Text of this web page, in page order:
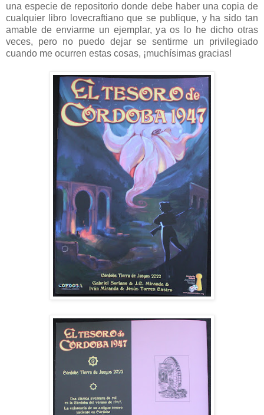
una especie de repositorio donde debe haber una copia de
cualquier libro lovecraftiano que se publique, y ha sido tan
amable de enviarme un ejemplar, ya os lo he dicho otras
veces, pero no puedo dejar se sentirme un privilegiado
cuando me ocurren estas cosas, ¡muchísimas gracias!